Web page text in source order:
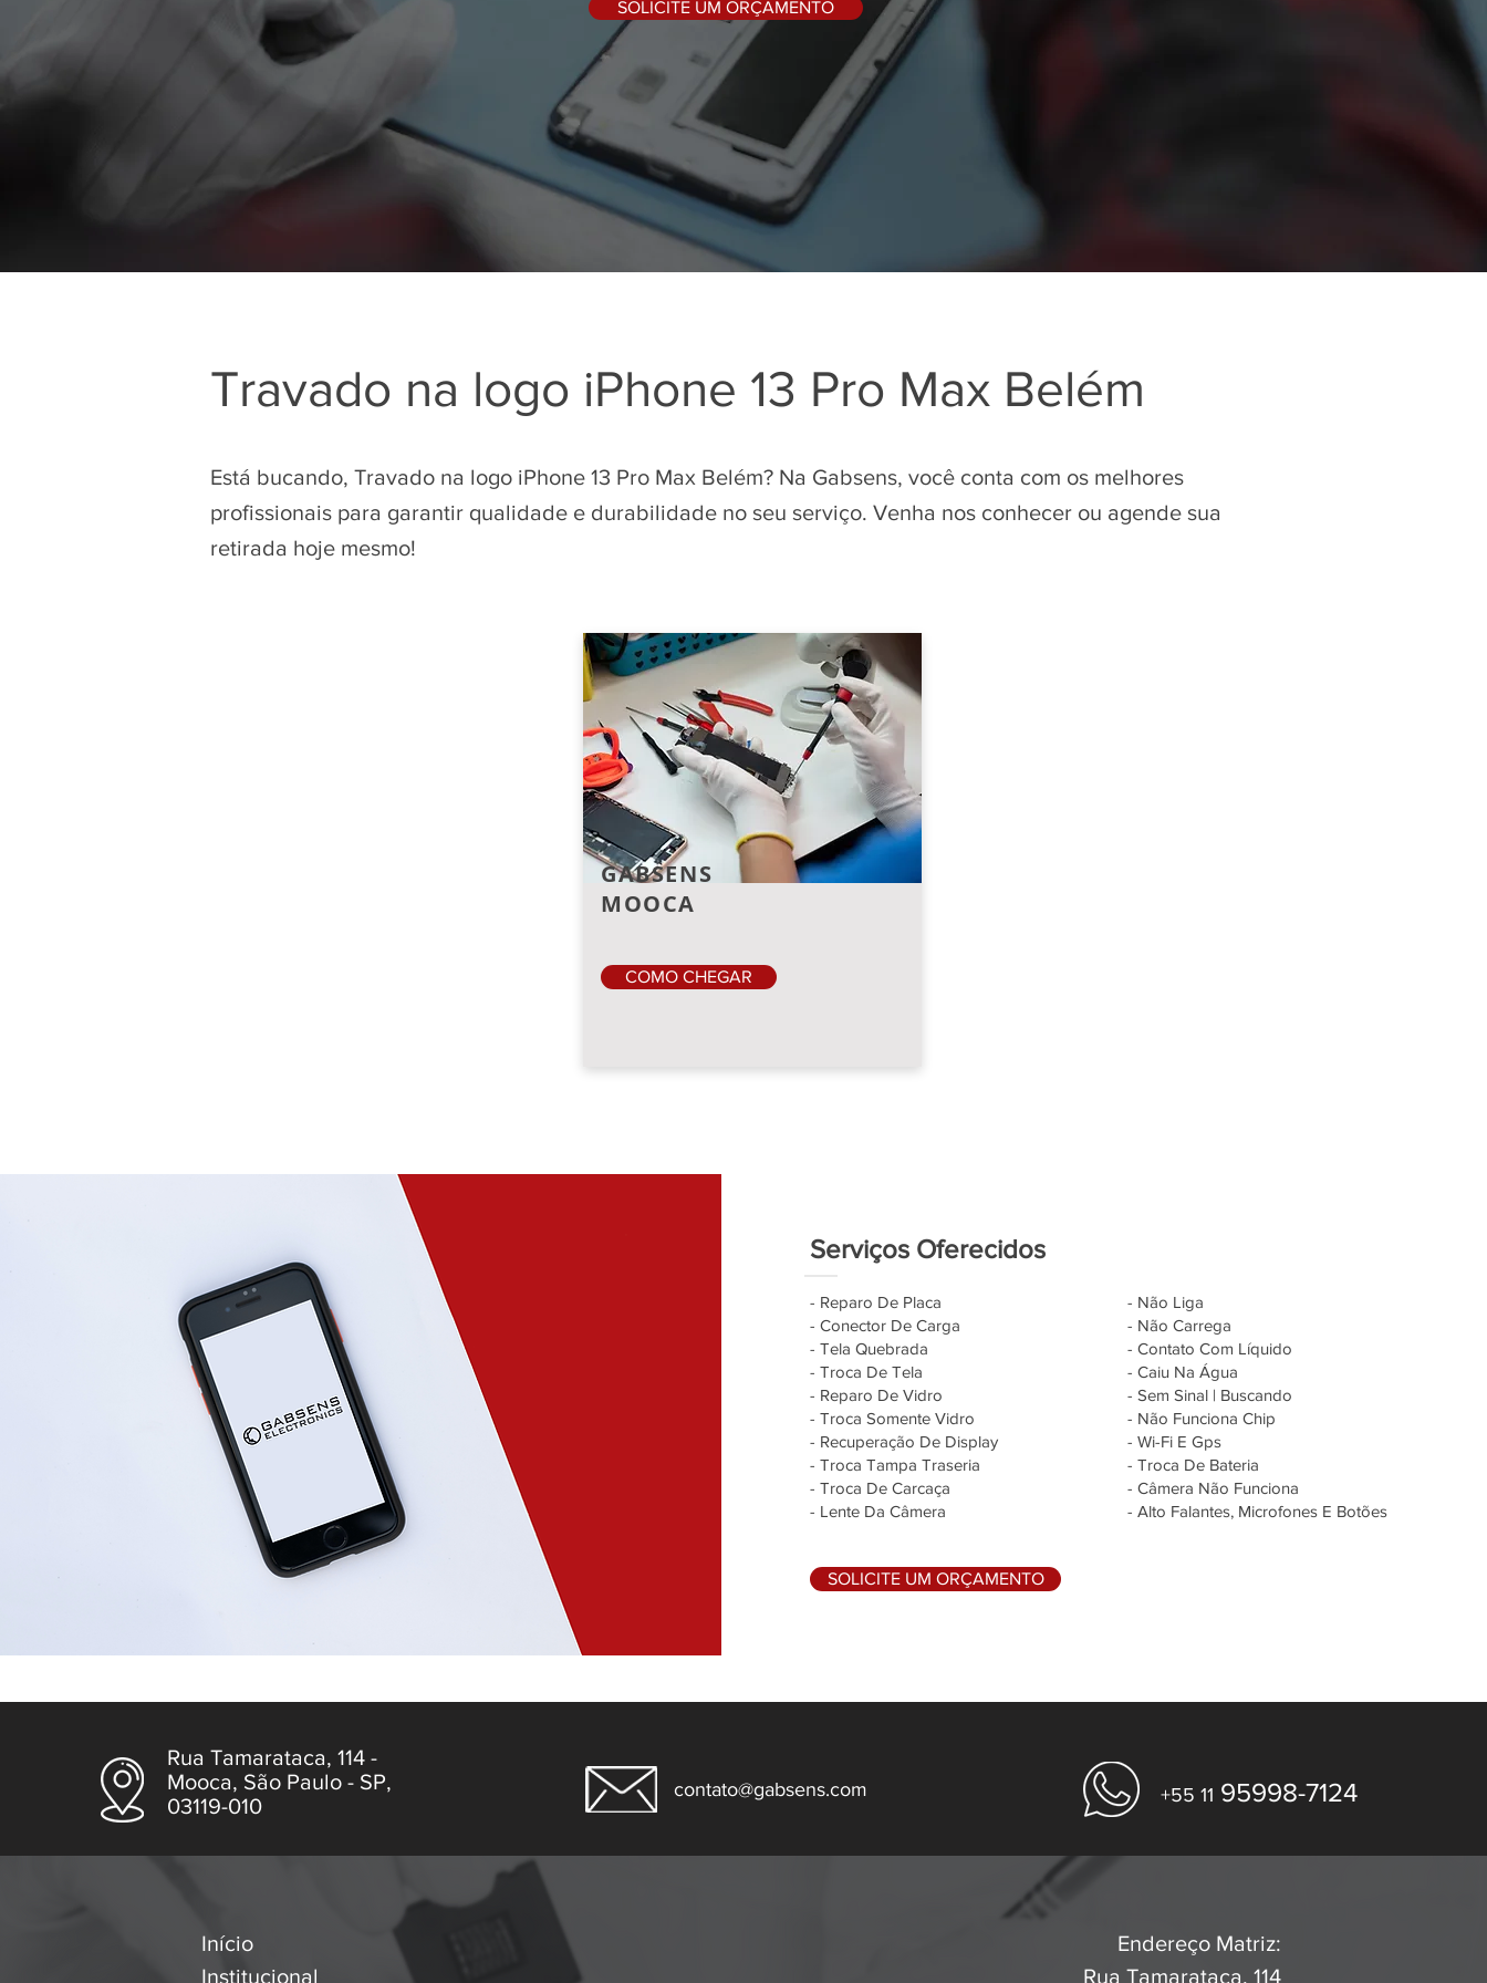
SOLICITE UM ORÇAMENTO
Travado na logo iPhone 13 Pro Max Belém
Está bucando, Travado na logo iPhone 13 Pro Max Belém? Na Gabsens, você conta com os melhores
profissionais para garantir qualidade e durabilidade no seu serviço. Venha nos conhecer ou agende sua
retirada hoje mesmo!
GABSENS
MOOCA
COMO CHEGAR
Serviços Oferecidos
- Reparo De Placa
- Conector De Carga
- Tela Quebrada
- Troca De Tela
- Reparo De Vidro
- Troca Somente Vidro
- Recuperação De Display
- Troca Tampa Traseria
- Troca De Carcaça
- Lente Da Câmera
- Não Liga
- Não Carrega
- Contato Com Líquido
- Caiu Na Água
- Sem Sinal | Buscando
- Não Funciona Chip
- Wi-Fi E Gps
- Troca De Bateria
- Câmera Não Funciona
- Alto Falantes, Microfones E Botões
SOLICITE UM ORÇAMENTO
Rua Tamarataca, 114 -
Mooca, São Paulo - SP,
03119-010
contato@gabsens.com +55 11 95998-7124
Início
Institucional
Endereço Matriz:
Rua Tamarataca, 114